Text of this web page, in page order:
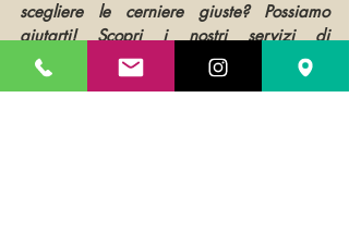
scegliere le cerniere giuste? Possiamo
aiutarti! Scopri i nostri servizi di
produzione!
Clicca qui